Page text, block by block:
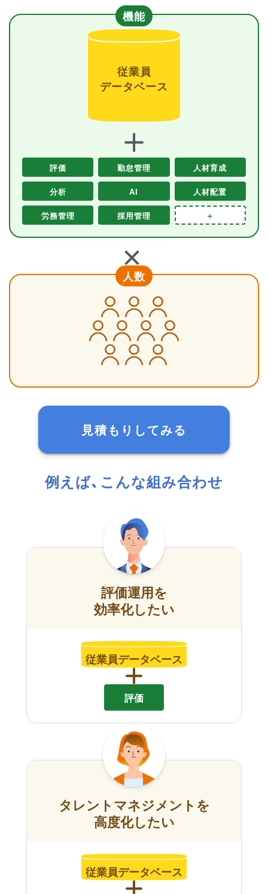
機能
従業員
データベース
＋
評価 勤怠管理 人材育成
分析 AI 人材配置
労務管理 採用管理 ＋
＋
人数
見積もりしてみる
例えば、こんな組み合わせ
評価運用を
効率化したい
従業員データベース
評価
タレントマネジメントを
高度化したい
従業員データベース